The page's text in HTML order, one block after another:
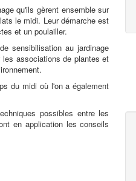
qu'ils gèrent ensemble sur
le midi. Leur démarche est
et un poulailler.
sensibilisation au jardinage
associations de plantes et
du midi où l'on a également
possibles entre les
en application les conseils